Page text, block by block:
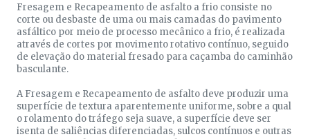
Fresagem e Recapeamento de asfalto a frio consiste no
corte ou desbaste de uma ou mais camadas do pavimento
asfáltico por meio de processo mecânico a frio, é realizada
através de cortes por movimento rotativo contínuo, seguido
de elevação do material fresado para caçamba do caminhão
basculante.
A Fresagem e Recapeamento de asfalto deve produzir uma
superfície de textura aparentemente uniforme, sobre a qual
o rolamento do tráfego seja suave, a superfície deve ser
isenta de saliências diferenciadas, sulcos contínuos e outras